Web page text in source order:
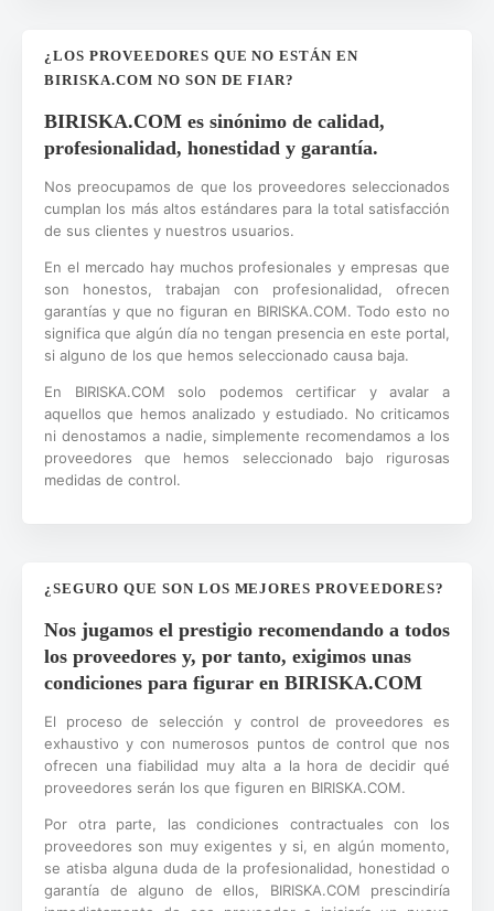
¿LOS PROVEEDORES QUE NO ESTÁN EN
BIRISKA.COM NO SON DE FIAR?
BIRISKA.COM es sinónimo de calidad,
profesionalidad, honestidad y garantía.
Nos preocupamos de que los proveedores seleccionados
cumplan los más altos estándares para la total satisfacción
de sus clientes y nuestros usuarios.
En el mercado hay muchos profesionales y empresas que
son honestos, trabajan con profesionalidad, ofrecen
garantías y que no figuran en BIRISKA.COM. Todo esto no
significa que algún día no tengan presencia en este portal,
si alguno de los que hemos seleccionado causa baja.
En BIRISKA.COM solo podemos certificar y avalar a
aquellos que hemos analizado y estudiado. No criticamos
ni denostamos a nadie, simplemente recomendamos a los
proveedores que hemos seleccionado bajo rigurosas
medidas de control.
¿SEGURO QUE SON LOS MEJORES PROVEEDORES?
Nos jugamos el prestigio recomendando a todos
los proveedores y, por tanto, exigimos unas
condiciones para figurar en BIRISKA.COM
El proceso de selección y control de proveedores es
exhaustivo y con numerosos puntos de control que nos
ofrecen una fiabilidad muy alta a la hora de decidir qué
proveedores serán los que figuren en BIRISKA.COM.
Por otra parte, las condiciones contractuales con los
proveedores son muy exigentes y si, en algún momento,
se atisba alguna duda de la profesionalidad, honestidad o
garantía de alguno de ellos, BIRISKA.COM prescindiría